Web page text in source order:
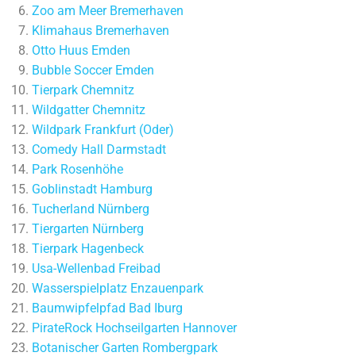
Zoo am Meer Bremerhaven
Klimahaus Bremerhaven
Otto Huus Emden
Bubble Soccer Emden
Tierpark Chemnitz
Wildgatter Chemnitz
Wildpark Frankfurt (Oder)
Comedy Hall Darmstadt
Park Rosenhöhe
Goblinstadt Hamburg
Tucherland Nürnberg
Tiergarten Nürnberg
Tierpark Hagenbeck
Usa-Wellenbad Freibad
Wasserspielplatz Enzauenpark
Baumwipfelpfad Bad Iburg
PirateRock Hochseilgarten Hannover
Botanischer Garten Rombergpark